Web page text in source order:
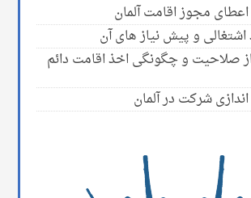
مجوز اقامت آلمان
اشتغالی و پیش نیاز های آن
صلاحیت و چگونگی اخذ اقامت دائم
شرکت در آلمان